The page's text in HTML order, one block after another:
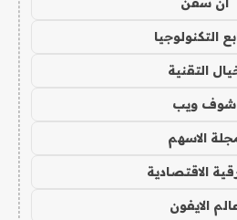
التكنولوجيا
التقنية
شوف ويب
الاسهم
الاقتصادية
الايفون